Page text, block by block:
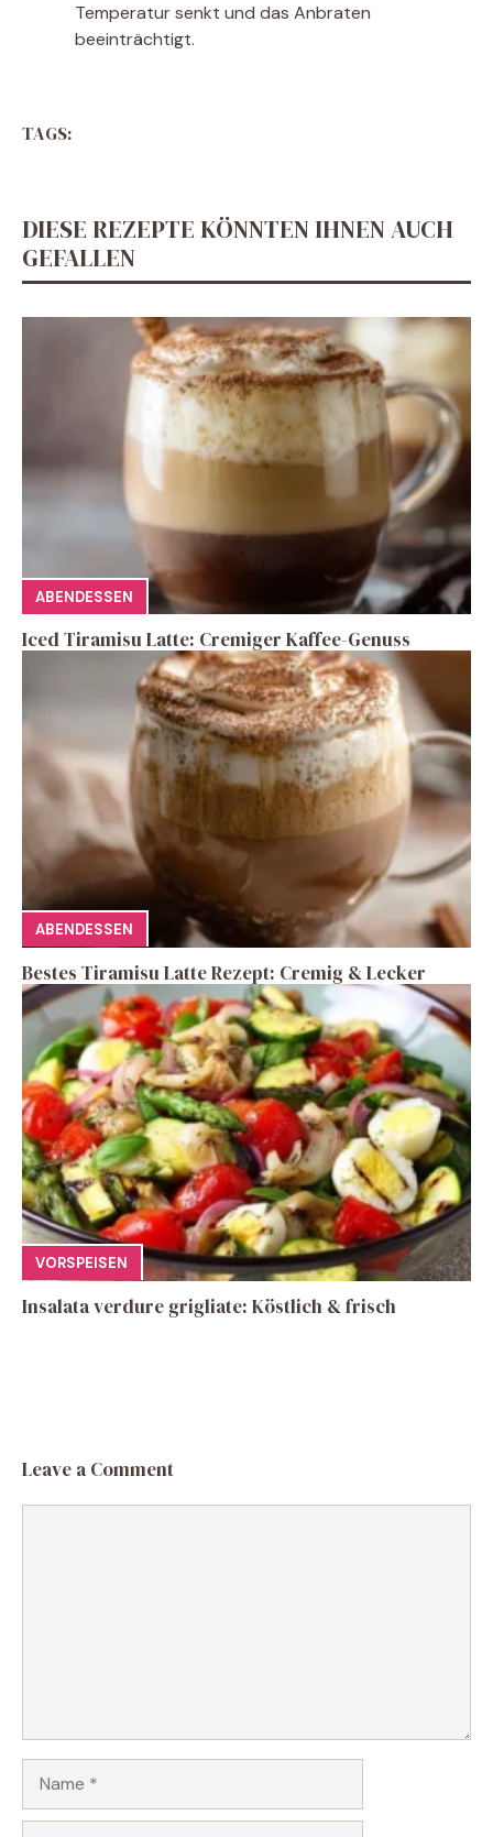
Temperatur senkt und das Anbraten
beeinträchtigt.
TAGS:
DIESE REZEPTE KÖNNTEN IHNEN AUCH
GEFALLEN
ABENDESSEN
Iced Tiramisu Latte: Cremiger Kaffee-Genuss
ABENDESSEN
Bestes Tiramisu Latte Rezept: Cremig & Lecker
VORSPEISEN
Insalata verdure grigliate: Köstlich & frisch
Leave a Comment